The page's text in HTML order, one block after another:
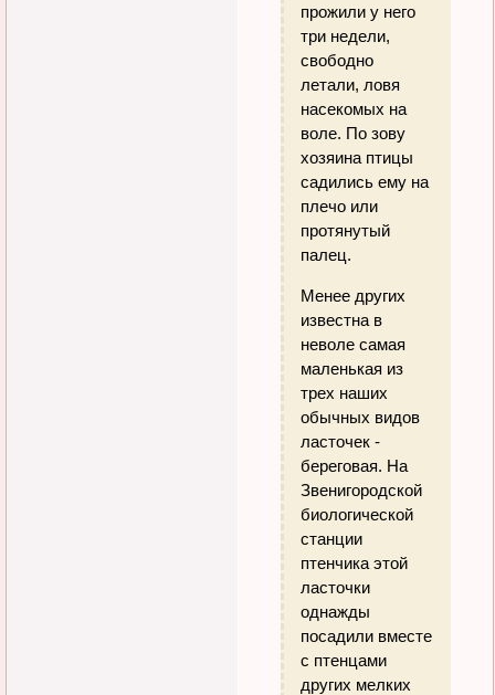
прожили у него
три недели,
свободно
летали, ловя
насекомых на
воле. По зову
хозяина птицы
садились ему на
плечо или
протянутый
палец.
Менее других
известна в
неволе самая
маленькая из
трех наших
обычных видов
ласточек -
береговая. На
Звенигородской
биологической
станции
птенчика этой
ласточки
однажды
посадили вместе
с птенцами
других мелких